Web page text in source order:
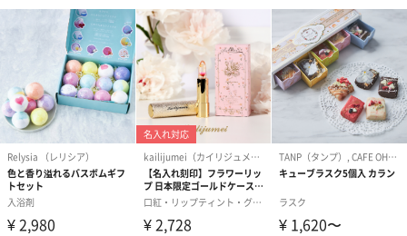
リラックスグッズ
リラックスグッズを同梱してお届けします。
かき氷入浴剤4点セット
かき氷入浴剤4点セット
バスフラワー